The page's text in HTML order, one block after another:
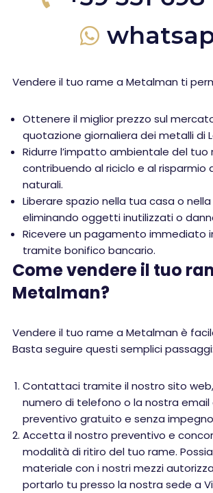
Vendere il tuo rame a Metalman ti
Ottenere il miglior prezzo sul
quotazione giornaliera dei metalli di
Ridurre l’impatto ambientale del tuo
contribuendo al riciclo e al risparmio
naturali.
Liberare spazio nella tua casa o
eliminando oggetti inutilizzati o
Ricevere un pagamento immediato
tramite bonifico bancario.
Come vendere il tuo
Metalman?
Vendere il tuo rame a Metalman è
Basta seguire questi semplici passaggi:
Contattaci tramite il nostro sito
numero di telefono o la nostra email
preventivo gratuito e senza
Accetta il nostro preventivo e
modalità di ritiro del tuo rame.
materiale con i nostri mezzi
portarlo tu presso la nostra sede a